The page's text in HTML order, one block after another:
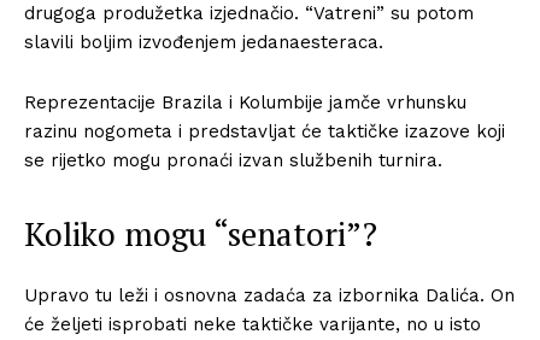
drugoga produžetka izjednačio. “Vatreni” su potom
slavili boljim izvođenjem jedanaesteraca.
Reprezentacije Brazila i Kolumbije jamče vrhunsku
razinu nogometa i predstavljat će taktičke izazove koji
se rijetko mogu pronaći izvan službenih turnira.
Koliko mogu “senatori”?
Upravo tu leži i osnovna zadaća za izbornika Dalića. On
će željeti isprobati neke taktičke varijante, no u isto